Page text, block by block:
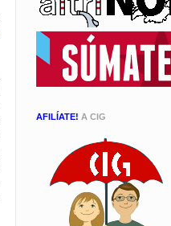
AFILÍATE! A CIG